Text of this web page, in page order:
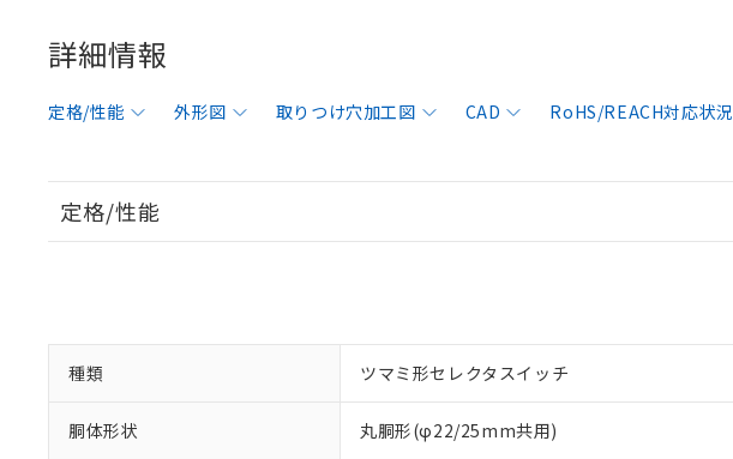
詳細情報
定格/性能 外形図 取りつけ穴加工図 CAD RoHS/REACH対応状況
定格/性能
種類 ツマミ形セレクタスイッチ
胴体形状 丸胴形(φ22/25mm共用)